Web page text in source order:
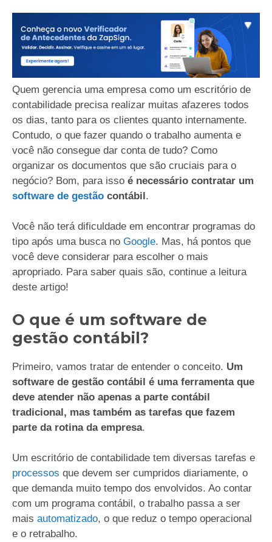
Quem gerencia uma empresa como um escritório de
contabilidade precisa realizar muitas afazeres todos
os dias, tanto para os clientes quanto internamente.
Contudo, o que fazer quando o trabalho aumenta e
você não consegue dar conta de tudo? Como
organizar os documentos que são cruciais para o
negócio? Bom, para isso é necessário contratar um
software de gestão contábil.
Você não terá dificuldade em encontrar programas do
tipo após uma busca no Google. Mas, há pontos que
você deve considerar para escolher o mais
apropriado. Para saber quais são, continue a leitura
deste artigo!
O que é um software de
gestão contábil?
Primeiro, vamos tratar de entender o conceito. Um
software de gestão contábil é uma ferramenta que
deve atender não apenas a parte contábil
tradicional, mas também as tarefas que fazem
parte da rotina da empresa.
Um escritório de contabilidade tem diversas tarefas e
processos que devem ser cumpridos diariamente, o
que demanda muito tempo dos envolvidos. Ao contar
com um programa contábil, o trabalho passa a ser
mais automatizado, o que reduz o tempo operacional
e o retrabalho.